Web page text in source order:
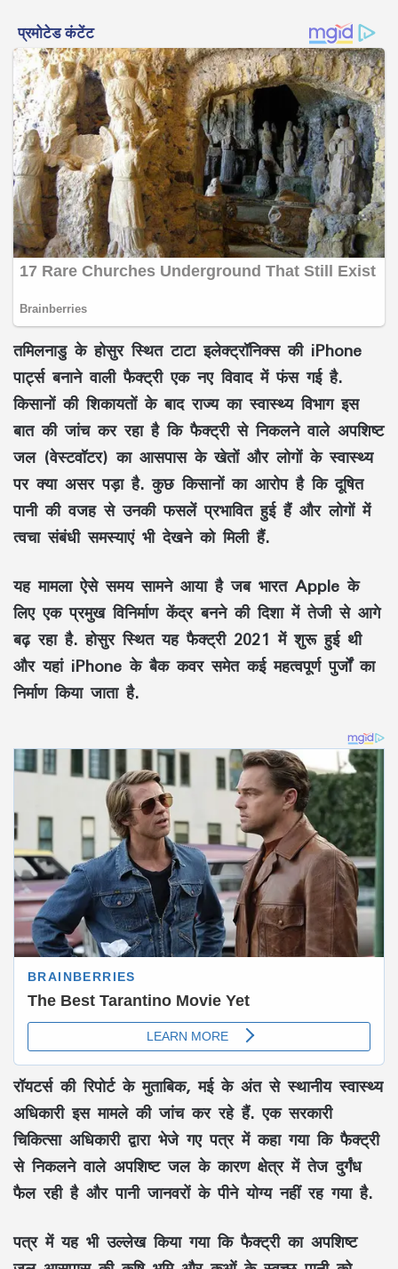
तमिलनाडु के होसुर स्थित टाटा इलेक्ट्रॉनिक्स की iPhone
पार्ट्स बनाने वाली फैक्ट्री एक नए विवाद में फंस गई है.
किसानों की शिकायतों के बाद राज्य का स्वास्थ्य विभाग इस
बात की जांच कर रहा है कि फैक्ट्री से निकलने वाले अपशिष्ट
जल (वेस्टवॉटर) का आसपास के खेतों और लोगों के स्वास्थ्य
पर क्या असर पड़ा है. कुछ किसानों का आरोप है कि दूषित
पानी की वजह से उनकी फसलें प्रभावित हुई हैं और लोगों में
त्वचा संबंधी समस्याएं भी देखने को मिली हैं.
यह मामला ऐसे समय सामने आया है जब भारत Apple के
लिए एक प्रमुख विनिर्माण केंद्र बनने की दिशा में तेजी से आगे
बढ़ रहा है. होसुर स्थित यह फैक्ट्री 2021 में शुरू हुई थी
और यहां iPhone के बैक कवर समेत कई महत्वपूर्ण पुर्जों का
निर्माण किया जाता है.
रॉयटर्स की रिपोर्ट के मुताबिक, मई के अंत से स्थानीय स्वास्थ्य
अधिकारी इस मामले की जांच कर रहे हैं. एक सरकारी
चिकित्सा अधिकारी द्वारा भेजे गए पत्र में कहा गया कि फैक्ट्री
से निकलने वाले अपशिष्ट जल के कारण क्षेत्र में तेज दुर्गंध
फैल रही है और पानी जानवरों के पीने योग्य नहीं रह गया है.
पत्र में यह भी उल्लेख किया गया कि फैक्ट्री का अपशिष्ट